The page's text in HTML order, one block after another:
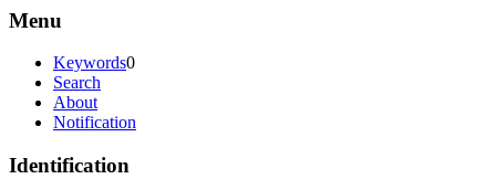
Menu
Keywords0
Search
About
Notification
Identification